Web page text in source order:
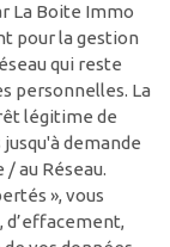
La Boite Immo
pour la gestion
qui reste
personnelles. La
légitime de
demande
au Réseau.
», vous
d’effacement,